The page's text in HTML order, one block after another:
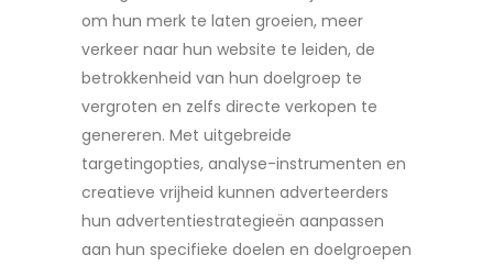
om hun merk te laten groeien, meer
verkeer naar hun website te leiden, de
betrokkenheid van hun doelgroep te
vergroten en zelfs directe verkopen te
genereren. Met uitgebreide
targetingopties, analyse-instrumenten en
creatieve vrijheid kunnen adverteerders
hun advertentiestrategieën aanpassen
aan hun specifieke doelen en doelgroepen